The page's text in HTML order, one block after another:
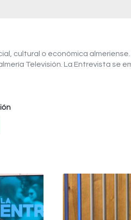
cultural o económica
Televisión. La Entrevista se